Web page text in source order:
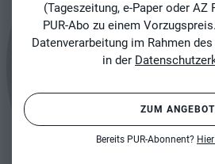
(Tageszeitung, e-Paper oder AZ
PUR-Abo zu einem
Datenverarbeitung im Rahmen
in der
ZUM ANGEBOT
Bereits PUR-Abonnent?